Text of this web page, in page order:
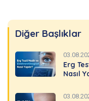
Diğer Başlıklar
Erg
Nasıl